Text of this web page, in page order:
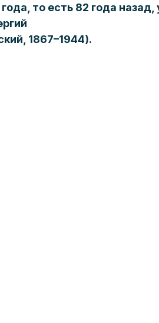
то есть 82 года
1867–1944).